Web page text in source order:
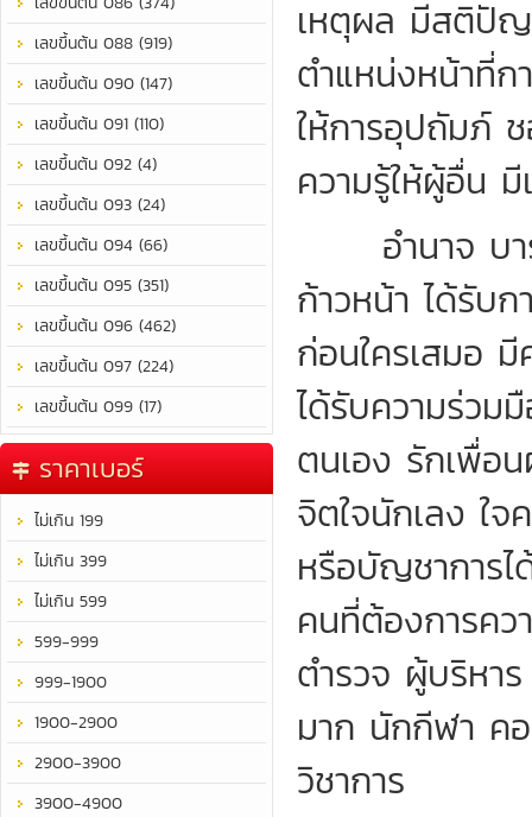
เลขขึ้นต้น 088 (919)
เลขขึ้นต้น 090 (147)
เลขขึ้นต้น 091 (110)
เลขขึ้นต้น 092 (4)
เลขขึ้นต้น 093 (24)
เลขขึ้นต้น 094 (66)
เลขขึ้นต้น 095 (351)
เลขขึ้นต้น 096 (462)
เลขขึ้นต้น 097 (224)
เลขขึ้นต้น 099 (17)
ราคาเบอร์
ไม่เกิน 199
ไม่เกิน 399
ไม่เกิน 599
599-999
999-1900
1900-2900
2900-3900
3900-4900
เหตุผล มีสติปัญ
ตำแหน่งหน้าที่ก
ให้การอุปถัมภ์
ความรู้ให้ผู้อื่น
อำนาจ บาร
ก้าวหน้า ได้รับ
ก่อนใครเสมอ
ได้รับความร่วม
ตนเอง รักเพื่อ
จิตใจนักเลง ใ
หรือบัญชาการไ
คนที่ต้องการคว
ตำรวจ ผู้บริหา
มาก นักกีฬา ค
วิชาการ